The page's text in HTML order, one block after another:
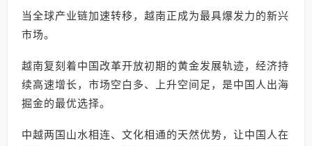
当全球产业链加速转移，越南正成为最具爆发力的新兴
市场。
越南复刻着中国改革开放初期的黄金发展轨迹，经济持
续高速增长，市场空白多、上升空间足，是中国人出海
掘金的最优选择。
中越两国山水相连、文化相通的天然优势，让中国人在